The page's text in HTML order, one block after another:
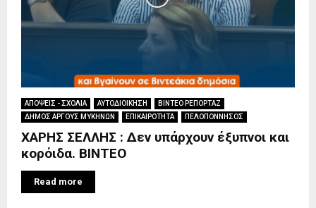
ΑΠΟΨΕΙΣ - ΣΧΟΛΙΑ ΑΥΤΟΔΙΟΙΚΗΣΗ
ΒΙΝΤΕΟ ΡΕΠΟΡΤΑΖ
ΔΗΜΟΣ ΑΡΓΟΥΣ ΜΥΚΗΝΩΝ
ΕΠΙΚΑΙΡΟΤΗΤΑ ΠΕΛΟΠΟΝΝΗΣΟΣ
ΧΑΡΗΣ ΣΕΛΛΗΣ : Δεν υπάρχουν έξυπνοι και
κορόιδα. ΒΙΝΤΕΟ
Read more